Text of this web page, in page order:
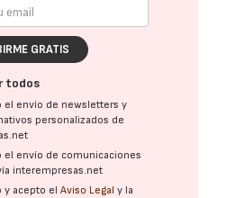
GRATIS
todos
el envío de newsletters y
personalizados de
el envío de comunicaciones
interempresas.net
y acepto elAviso Legal y la